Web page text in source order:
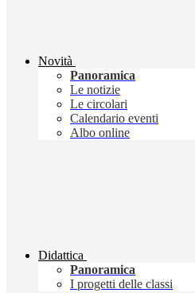
Novità
Panoramica
Le notizie
Le circolari
Calendario eventi
Albo online
Didattica
Panoramica
I progetti delle classi